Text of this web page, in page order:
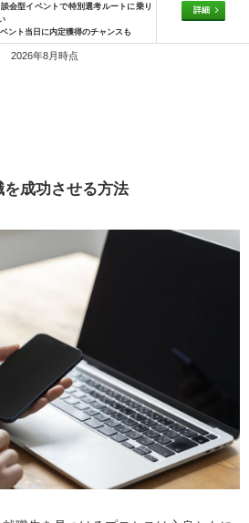
会型イベントで特別選考ルートに乗り
ント当日に内定獲得のチャンスも
詳細
2026年8月時点
を成功させる方法